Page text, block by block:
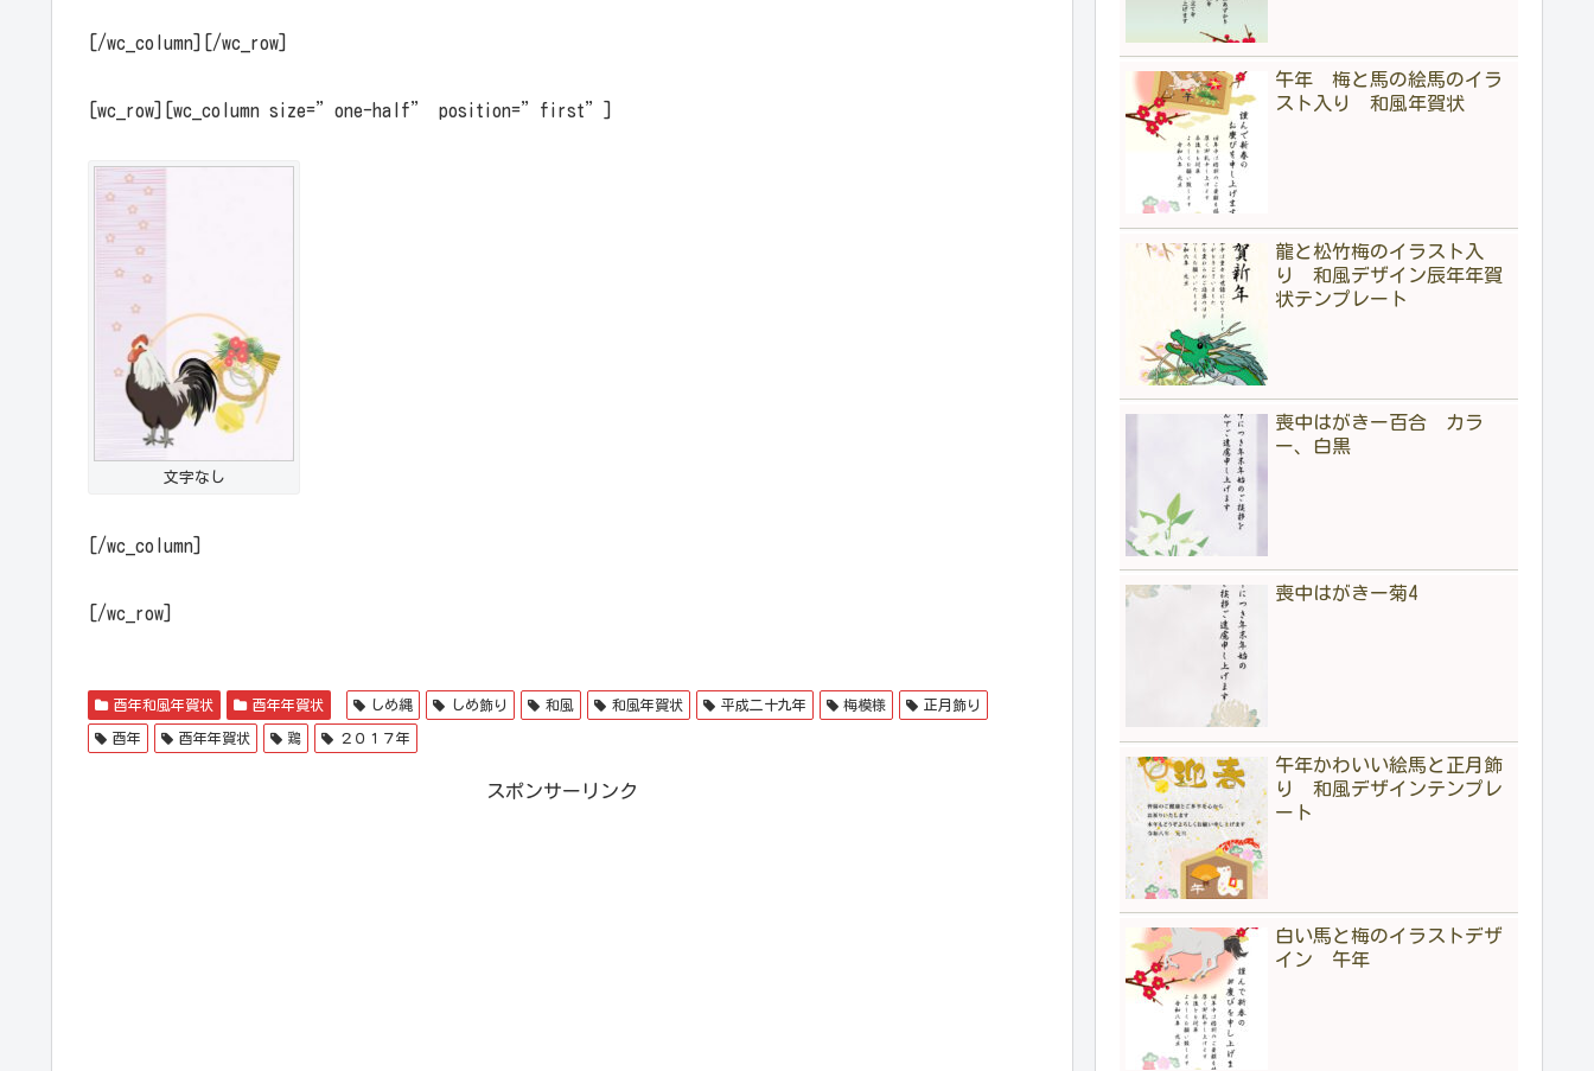
[/wc_column][/wc_row]
[wc_row][wc_column size=”one-half” position=”first”]
文字なし
[/wc_column]
[/wc_row]
酉年和風年賀状 酉年年賀状 しめ縄 しめ飾り 和風 和風年賀状 平成二十九年 梅模様 正月飾り
酉年 酉年年賀状 鶏 ２０１７年
スポンサーリンク
午年 梅と馬の絵馬のイラ
スト入り 和風年賀状
龍と松竹梅のイラスト入
り 和風デザイン辰年年賀
状テンプレート
喪中はがきー百合 カラ
ー、白黒
喪中はがきー菊4
午年かわいい絵馬と正月飾
り 和風デザインテンプレ
ート
白い馬と梅のイラストデザ
イン 午年